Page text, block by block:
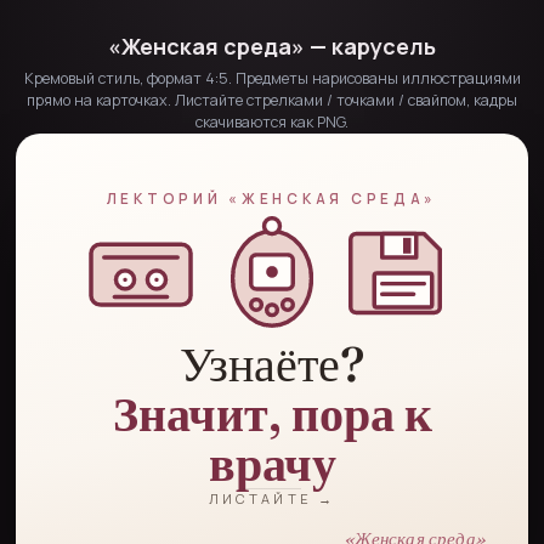
«Женская среда» — карусель
Кремовый стиль, формат 4:5. Предметы нарисованы иллюстрациями
прямо на карточках. Листайте стрелками / точками / свайпом, кадры
скачиваются как PNG.
ЛЕКТОРИЙ «ЖЕНСКАЯ СРЕДА»
Узнаёте?
Значит, пора к
врачу
ЛИСТАЙТЕ →
«Женская среда»